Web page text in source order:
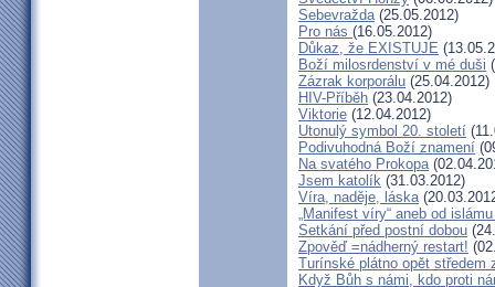
Sebevražda(25.05.2012)
Pro nás (16.05.2012)
Důkaz, že EXISTUJE
Boží milosrdenství v mé duši
Zázrak korporálu (25.04.2012)
HIV-Příběh (23.04.2012)
Viktorie (12.04.2012)
Utonulý symbol 20. století
Podivuhodná Boží znamení
Na svatého Prokopa
Jsem katolík (31.03.2012)
Víra, naděje, láska
„Manifest víry“ aneb od
Setkání před postní dobou
Zpověď =nádherný restart!
Turínské plátno opět středem
Když Bůh s námi, kdo proti